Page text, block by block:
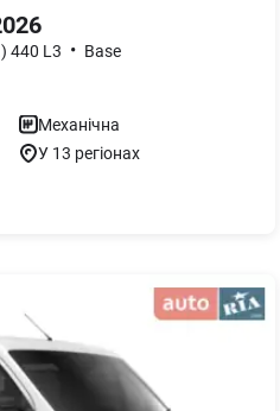
440 L3 • Base
Механічна
У 13 регіонах